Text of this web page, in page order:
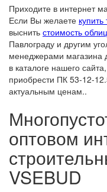
Приходите в интернет
Если Вы желаете
выснить стоимость
Павлограду и другим
менеджерами магазина
в каталоге нашего
приобрести ПК 53-12-
актуальным ценам..
оптовом
VSEBUD